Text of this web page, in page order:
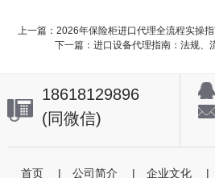
上一篇：2026年保险柜进口代理全流程实操
下一篇：进口设备代理指南：法规、
18618129896
(同微信)
首页 | 公司简介 | 企业文化 |